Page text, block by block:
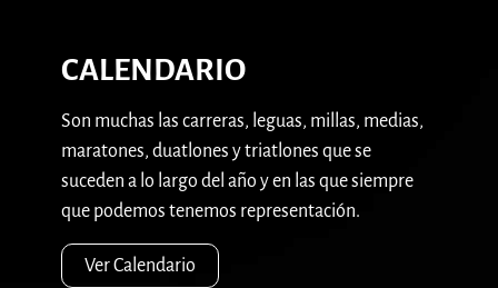
CALENDARIO
Son muchas las carreras, leguas, millas, medias,
maratones, duatlones y triatlones que se
suceden a lo largo del año y en las que siempre
que podemos tenemos representación.
Ver Calendario